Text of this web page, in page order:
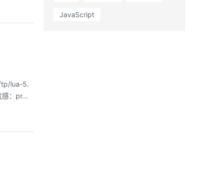
lua-5.
：pr...
JavaScript